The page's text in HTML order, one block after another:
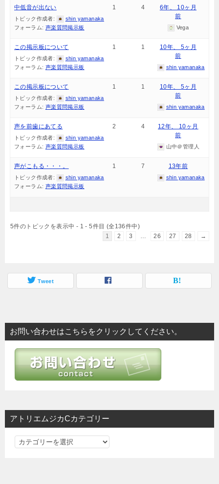
中低音が出ない
トピック作成者:
shin yamanaka
フォーラム: 声楽質問掲示板
1 4
6年、 10ヶ月
前
Vega
この掲示板について
トピック作成者:
shin yamanaka
フォーラム: 声楽質問掲示板
1 1
10年、 5ヶ月
前
shin yamanaka
この掲示板について
トピック作成者:
shin yamanaka
フォーラム: 声楽質問掲示板
1 1
10年、 5ヶ月
前
shin yamanaka
声を前歯にあてる
トピック作成者:
shin yamanaka
フォーラム: 声楽質問掲示板
2 4
12年、 10ヶ月
前
山中＠管理人
声がこもる・・・。
トピック作成者:
shin yamanaka
フォーラム: 声楽質問掲示板
1 7 13年前
shin yamanaka
5件のトピックを表示中 - 1 - 5件目 (全136件中)
1
2 3 … 26 27 28 →
Tweet
お問い合わせはこちらをクリックしてください。
アトリエムジカCカテゴリー
ア